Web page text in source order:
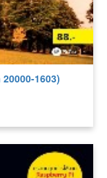
1603)